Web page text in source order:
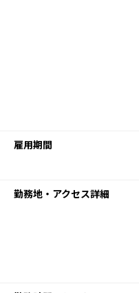
雇用期間
勤務地・アクセス詳細